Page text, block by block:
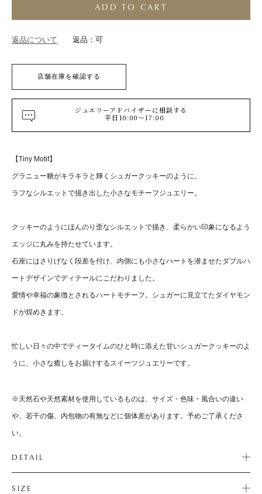
ADD TO CART
返品について 返品：可
店舗在庫を確認する
ジュエリーアドバイザーに相談する
平日10:00～17:00
【Tiny Motif】
グラニュー糖がキラキラと輝くシュガークッキーのように。
ラフなシルエットで描き出した小さなモチーフジュエリー。
クッキーのようにほんのり歪なシルエットで描き、柔らかい印象になるよう
エッジに丸みを持たせています。
石座にはさりげなく段差を付け、内側にも小さなハートを潜ませたダブルハ
ートデザインでディテールにこだわりました。
愛情や幸福の象徴とされるハートモチーフ。シュガーに見立てたダイヤモン
ドが煌めきます。
忙しい日々の中でティータイムのひと時に添えた甘いシュガークッキーのよ
うに、小さな癒しをお届けするスイーツジュエリーです。
※天然石や天然素材を使用しているものは、サイズ・色味・風合いの違い
や、若干の傷、内包物の有無などに個体差があります。予めご了承くださ
い。
DETAIL
SIZE